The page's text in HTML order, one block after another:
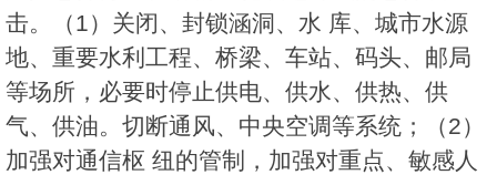
击。（1）关闭、封锁涵洞、水 库、城市水源
地、重要水利工程、桥梁、车站、码头、邮局
等场所，必要时停止供电、供水、供热、供
气、供油。切断通风、中央空调等系统；（2）
加强对通信枢 纽的管制，加强对重点、敏感人